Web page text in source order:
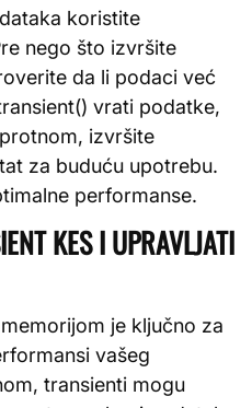
koristite
nego što izvršite
da li podaci već
vrati podatke,
izvršite
za buduću upotrebu.
performanse.
KES I UPRAVLJATI
je ključno za
vašeg
transienti mogu